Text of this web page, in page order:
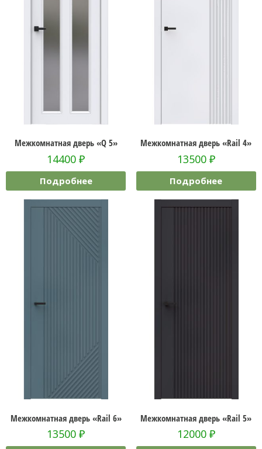
Межкомнатная дверь «Q 5»
14400₽
Подробнее
Межкомнатная дверь «Rail 4»
13500 ₽
Подробнее
Межкомнатная дверь «Rail 6»
13500₽
Межкомнатная дверь «Rail 5»
12000 ₽